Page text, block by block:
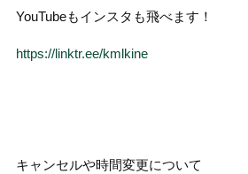
YouTubeもインスタも飛べます！
https://linktr.ee/kmlkine
キャンセルや時間変更について